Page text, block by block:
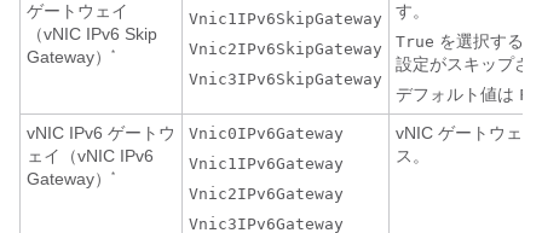
ゲートウェイ
（vNIC IPv6 Skip
Gateway）
*
Vnic1IPv6SkipGateway
Vnic2IPv6SkipGateway
Vnic3IPv6SkipGateway
す。
True を選択する
設定がスキップさ
デフォルト値は
vNIC IPv6 ゲートウ
ェイ（vNIC IPv6
Gateway）
*
Vnic0IPv6Gateway
Vnic1IPv6Gateway
Vnic2IPv6Gateway
Vnic3IPv6Gateway
vNIC ゲートウェ
ス。